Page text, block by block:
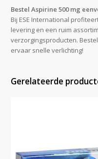
Bestel Aspirine 500 mg
Bij ESE International
levering en een ruim
verzorgingsproducten.
ervaar snelle verlichting!
Gerelateerde